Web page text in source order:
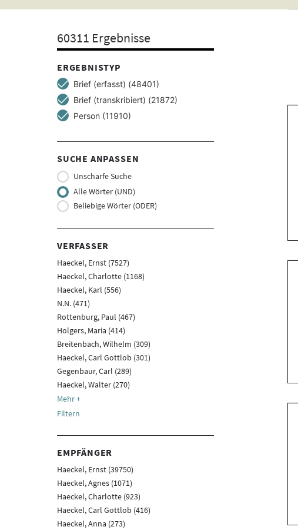
60311 Ergebnisse
ERGEBNISTYP
Brief (erfasst) (48401)
Brief (transkribiert) (21872)
Person (11910)
SUCHE ANPASSEN
Unscharfe Suche
Alle Wörter (UND)
Beliebige Wörter (ODER)
VERFASSER
Haeckel, Ernst (7527)
Haeckel, Charlotte (1168)
Haeckel, Karl (556)
N.N. (471)
Rottenburg, Paul (467)
Holgers, Maria (414)
Breitenbach, Wilhelm (309)
Haeckel, Carl Gottlob (301)
Gegenbaur, Carl (289)
Haeckel, Walter (270)
Filtern
EMPFÄNGER
Haeckel, Ernst (39750)
Haeckel, Agnes (1071)
Haeckel, Charlotte (923)
Haeckel, Carl Gottlob (416)
Haeckel, Anna (273)